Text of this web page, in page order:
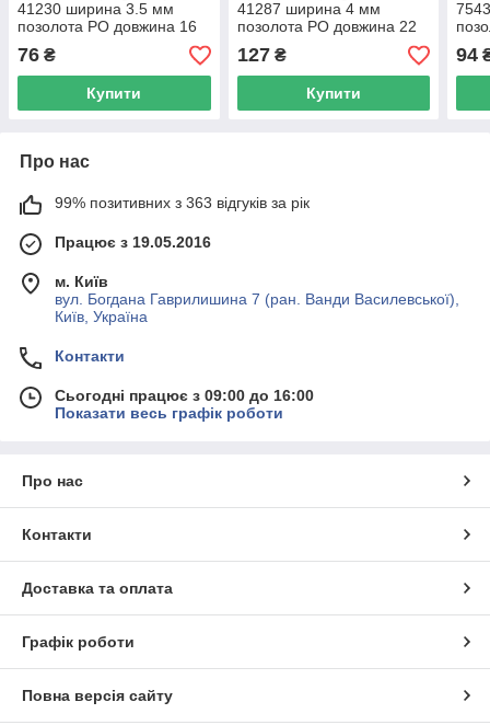
41230 ширина 3.5 мм
позолота РО довжина 16
76 ₴
Купити
41287 ширина 4 мм
позолота РО довжина 22
127₴
Купити
94
Про нас
99% позитивних з 363 відгуків за рік
Працює з 19.05.2016
м. Київ
вул. Богдана Гаврилишина 7 (ран. Ванди Василевської),
Київ, Україна
Контакти
Сьогодні працює з 09:00 до 16:00
Показати весь графік роботи
Про нас
Контакти
Доставка та оплата
Графік роботи
Повна версія сайту